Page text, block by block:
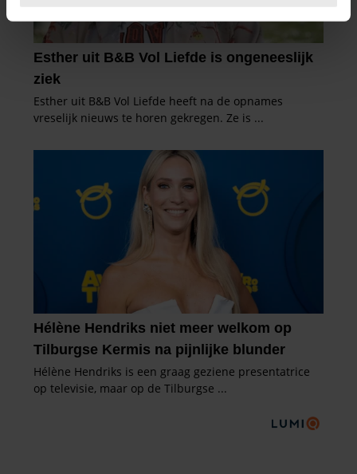
intrekken in de Cookieverklaring.
We gebruiken cookies om content en advertenties te
personaliseren, om functies voor social media te bieden
en om ons websiteverkeer te analyseren. Ook delen we
informatie over uw gebruik van onze site met onze
partners kunnen deze gegevens combineren met andere
informatie die u aan ze heeft verstrekt of die ze hebben
verzameld op basis van uw gebruik van hun services. U
gaat akkoord met onze cookies als u onze website blijft